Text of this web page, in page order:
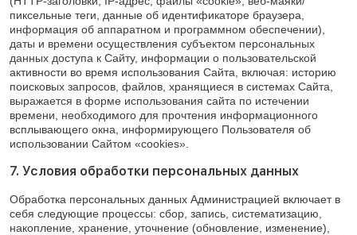
пиксельные теги, данные об идентификаторе браузера,
информация об аппаратном и программном обеспечении),
даты и времени осуществления субъектом персональных
данных доступа к Сайту, информации о пользовательской
активности во время использования Сайта, включая: историю
поисковых запросов, файлов, хранящиеся в системах Сайта,
выражается в форме использования сайта по истечении
времени, необходимого для прочтения информационного
всплывающего окна, информирующего Пользователя об
использовании Сайтом «cookies».
7. Условия обработки персональных данных
Обработка персональных данных Администрацией включает в
себя следующие процессы: сбор, запись, систематизацию,
накопление, хранение, уточнение (обновление, изменение),